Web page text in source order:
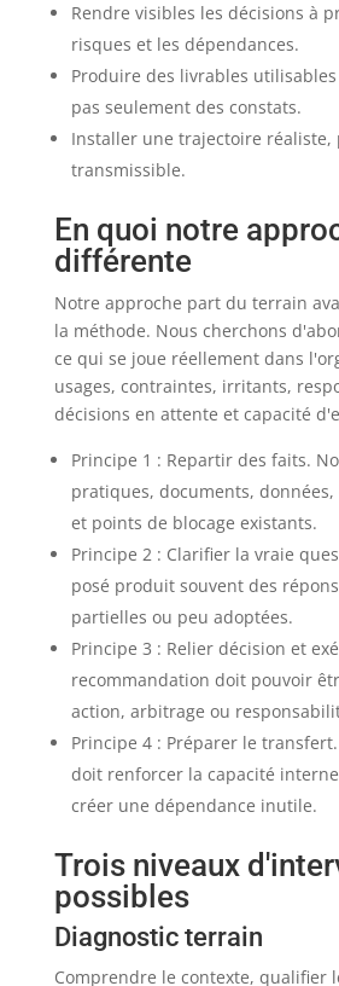
Rendre visibles les décisions à
risques et les dépendances.
Produire des livrables
pas seulement des constats.
Installer une trajectoire
transmissible.
En quoi notre
différente
Notre approche part du terrain
la méthode. Nous cherchons
ce qui se joue réellement dans
usages, contraintes, irritants,
décisions en attente et capacité
Principe 1 : Repartir des faits.
pratiques, documents,
et points de blocage existants.
Principe 2 : Clarifier la vraie
posé produit souvent des
partielles ou peu adoptées.
Principe 3 : Relier décision et
recommandation doit pouvoir
action, arbitrage ou
Principe 4 : Préparer le
doit renforcer la capacité
créer une dépendance inutile.
Trois niveaux
possibles
Diagnostic terrain
Comprendre le contexte, qualifier